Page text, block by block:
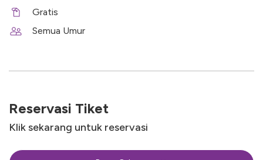
Gratis
Semua Umur
Reservasi Tiket
Klik sekarang untuk reservasi